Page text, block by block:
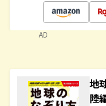
AD
地
陸